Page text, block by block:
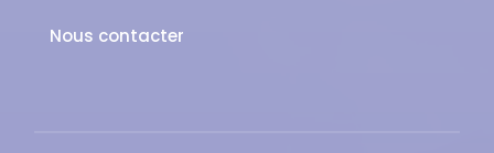
Nous contacter